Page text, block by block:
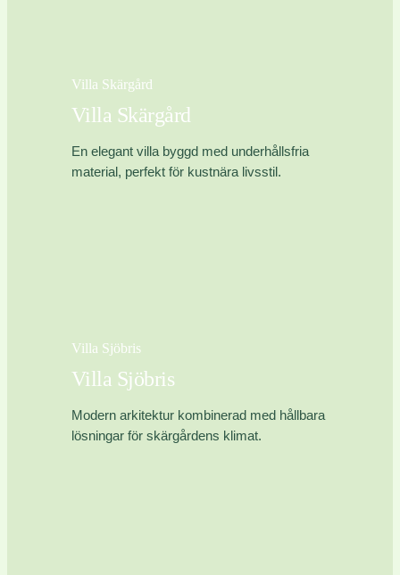
Villa Skärgård
Villa Skärgård
En elegant villa byggd med underhållsfria
material, perfekt för kustnära livsstil.
Villa Sjöbris
Villa Sjöbris
Modern arkitektur kombinerad med hållbara
lösningar för skärgårdens klimat.